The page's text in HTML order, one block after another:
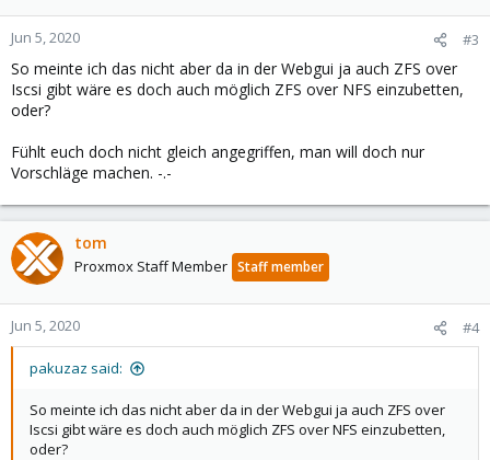
Jun 5, 2020 #3
So meinte ich das nicht aber da in der Webgui ja auch ZFS over
Iscsi gibt wäre es doch auch möglich ZFS over NFS einzubetten,
oder?
Fühlt euch doch nicht gleich angegriffen, man will doch nur
Vorschläge machen. -.-
tom
Proxmox Staff Member Staff member
Jun 5, 2020 #4
pakuzaz said:
So meinte ich das nicht aber da in der Webgui ja auch ZFS over
Iscsi gibt wäre es doch auch möglich ZFS over NFS einzubetten,
oder?